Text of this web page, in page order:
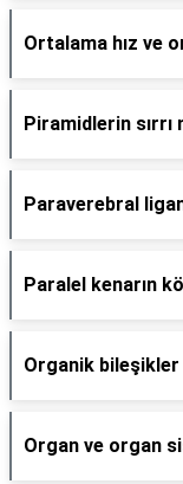
Ortalama hız ve
Piramidlerin sırrı
Paraverebral
Paralel kenarın
Organik
Organ ve organ